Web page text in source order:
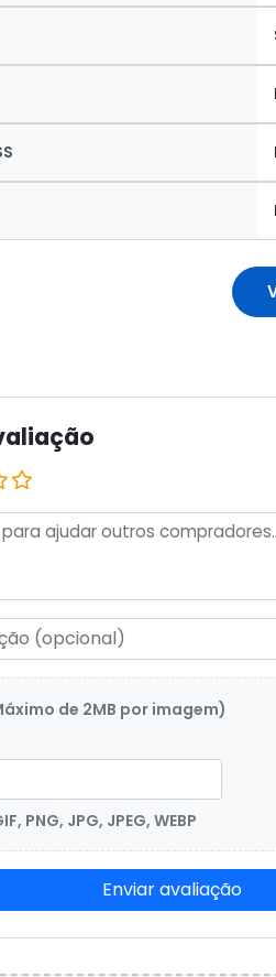
de 2MB por imagem)
PNG, JPG, JPEG, WEBP
Enviar avaliação